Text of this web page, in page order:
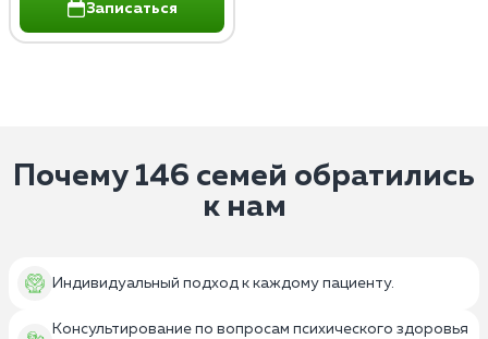
Записаться
Почему 146 семей обратились
к нам
Индивидуальный подход к каждому пациенту.
Консультирование по вопросам психического здоровья